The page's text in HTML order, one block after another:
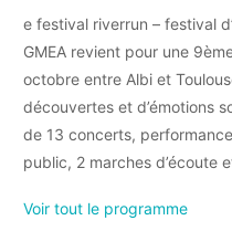
e festival riverrun – festival
GMEA revient pour une
octobre entre Albi et
découvertes et d’émotions
de 13 concerts,
public, 2 marches d’écoute
Voir tout le programme